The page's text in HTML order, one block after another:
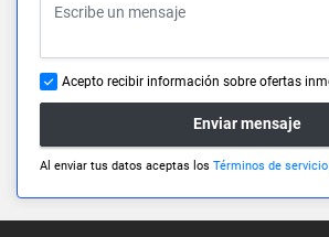
Acepto recibir información sobre ofertas
Enviar mensaje
Al enviar tus datos aceptas los Términos de